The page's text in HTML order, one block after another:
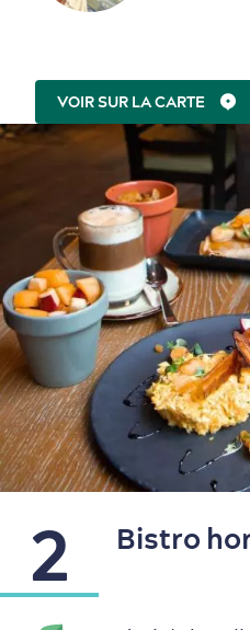
Autour du centre-ville
Activités en été
dans le Vieux-Québec
Hôtels écologiques
Magazine Québec cité
VOIR SUR LA CARTE
2 Bistro